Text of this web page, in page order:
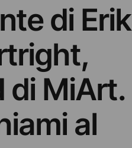
di Erik
di MiArt.
al